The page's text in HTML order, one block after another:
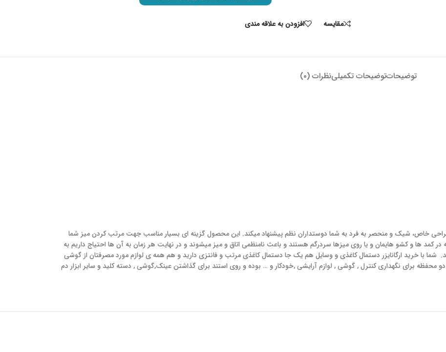
مقايسه افزودن به علاقه مندی
توضیحاتتوضیحات تکمیلینظرات (۰)
طراحی خاص، شیک و منحصر به فرد به شما دوستداران نظم پیشنهاد میکند. این محصول گزینه ای بسیار مناسب جهت مرتب کردن میز شما
کمد ها و کشو هایمان و یا روی میزها سردرگم هستند و باعث نامنظمی اتاق و میز میشوند و در نهایت هر زمان به آن ها احتیاج داریم به
شما با خرید ارگانایزر دستمال کاغذی و وسایل هم یک جا دستمال کاغذی مرتب و فانتزی دارید و هم همه ی لوازم مورد مصرفتان از گوشی
دو محفظه برای نگهداری کنترل , گوشی , لوازم آرایشی ,خودکار و … بوده و روی استند برای گذاشتن عینک,گوشی , دسته کلید و سایر ابزار دم